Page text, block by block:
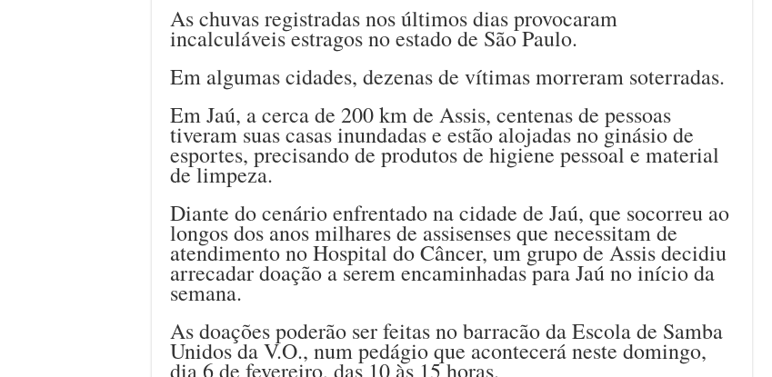
As chuvas registradas nos últimos dias provocaram
incalculáveis estragos no estado de São Paulo.
Em algumas cidades, dezenas de vítimas morreram soterradas.
Em Jaú, a cerca de 200 km de Assis, centenas de pessoas
tiveram suas casas inundadas e estão alojadas no ginásio de
esportes, precisando de produtos de higiene pessoal e material
de limpeza.
Diante do cenário enfrentado na cidade de Jaú, que socorreu ao
longos dos anos milhares de assisenses que necessitam de
atendimento no Hospital do Câncer, um grupo de Assis decidiu
arrecadar doação a serem encaminhadas para Jaú no início da
semana.
As doações poderão ser feitas no barracão da Escola de Samba
Unidos da V.O., num pedágio que acontecerá neste domingo,
dia 6 de fevereiro, das 10 às 15 horas.